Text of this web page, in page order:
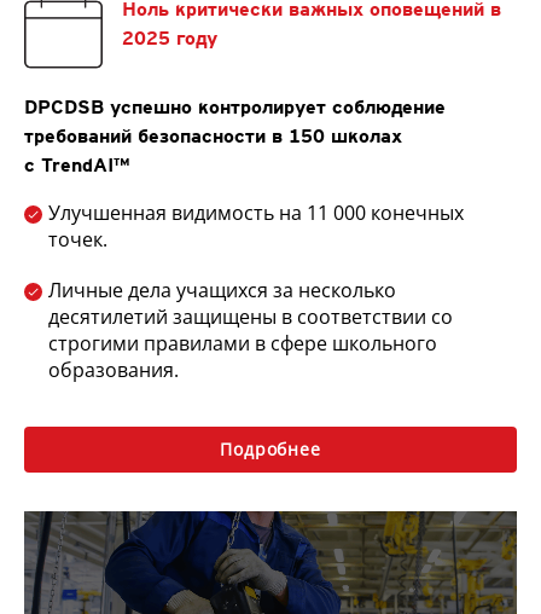
Ноль критически важных оповещений в
2025 году
DPCDSB успешно контролирует соблюдение
требований безопасности в 150 школах
с TrendAI™
Улучшенная видимость на 11 000 конечных
точек.
Личные дела учащихся за несколько
десятилетий защищены в соответствии со
строгими правилами в сфере школьного
образования.
Подробнее